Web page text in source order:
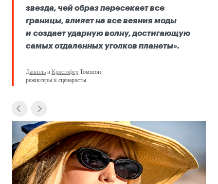
звезда, чей образ пересекает все
границы, влияет на все веяния моды
и создает ударную волну, достигающую
самых отдаленных уголков планеты».
Даниэль и Кристофер Томпсон
режиссеры и сценаристы